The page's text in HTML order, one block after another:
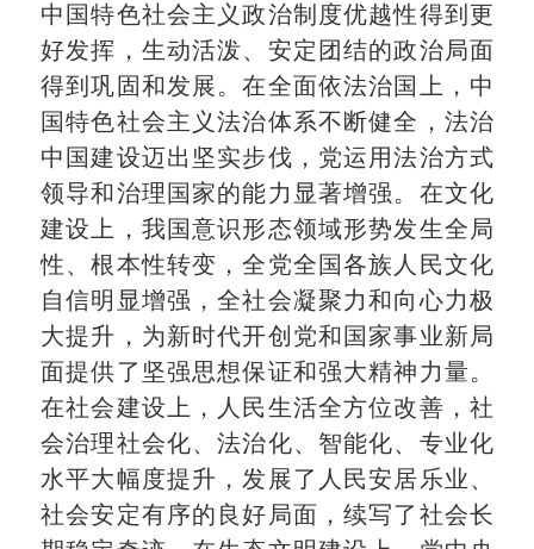
中国特色社会主义政治制度优越性得到更
好发挥，生动活泼、安定团结的政治局面
得到巩固和发展。在全面依法治国上，中
国特色社会主义法治体系不断健全，法治
中国建设迈出坚实步伐，党运用法治方式
领导和治理国家的能力显著增强。在文化
建设上，我国意识形态领域形势发生全局
性、根本性转变，全党全国各族人民文化
自信明显增强，全社会凝聚力和向心力极
大提升，为新时代开创党和国家事业新局
面提供了坚强思想保证和强大精神力量。
在社会建设上，人民生活全方位改善，社
会治理社会化、法治化、智能化、专业化
水平大幅度提升，发展了人民安居乐业、
社会安定有序的良好局面，续写了社会长